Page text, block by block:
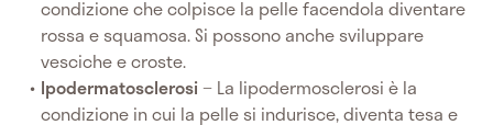
condizione che colpisce la pelle facendola diventare
rossa e squamosa. Si possono anche sviluppare
vesciche e croste.
Ipodermatosclerosi− La lipodermosclerosi è la
condizione in cui la pelle si indurisce, diventa tesa e